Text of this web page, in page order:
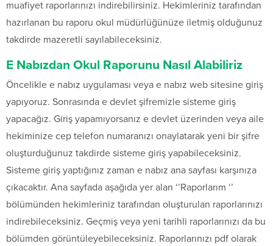
muafiyet raporlarınızı indirebilirsiniz. Hekimleriniz tarafından
hazırlanan bu raporu okul müdürlüğünüze iletmiş olduğunuz
takdirde mazeretli sayılabileceksiniz.
E Nabızdan Okul Raporunu Nasıl Alabiliriz
Öncelikle e nabız uygulaması veya e nabız web sitesine giriş
yapıyoruz. Sonrasında e devlet şifremizle sisteme giriş
yapacağız. Giriş yapamıyorsanız e devlet üzerinden veya aile
hekiminize cep telefon numaranızı onaylatarak yeni bir şifre
oluşturduğunuz takdirde sisteme giriş yapabileceksiniz.
Sisteme giriş yaptığınız zaman e nabız ana sayfası karşınıza
çıkacaktır. Ana sayfada aşağıda yer alan ‘’Raporlarım ‘’
bölümünden hekimleriniz tarafından oluşturulan raporlarınızı
indirebileceksiniz. Geçmiş veya yeni tarihli raporlarınızı da bu
bölümden görüntüleyebileceksiniz. Raporlarınızı pdf olarak